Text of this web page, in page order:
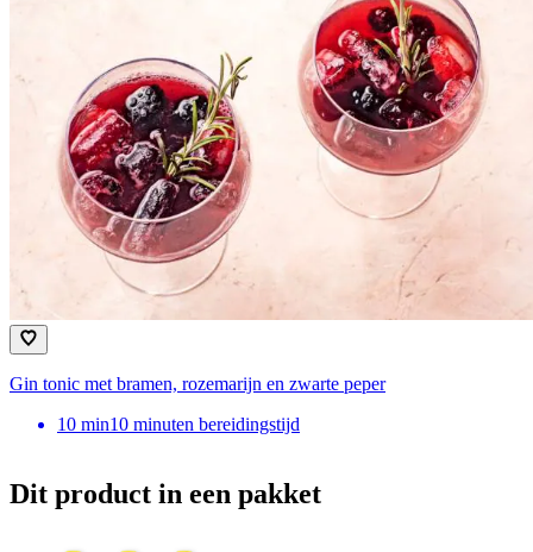
Gin to­nic met bra­men, ro­ze­ma­rijn en zwar­te pe­per
10 min10 minuten bereidingstijd
Dit product in een pakket